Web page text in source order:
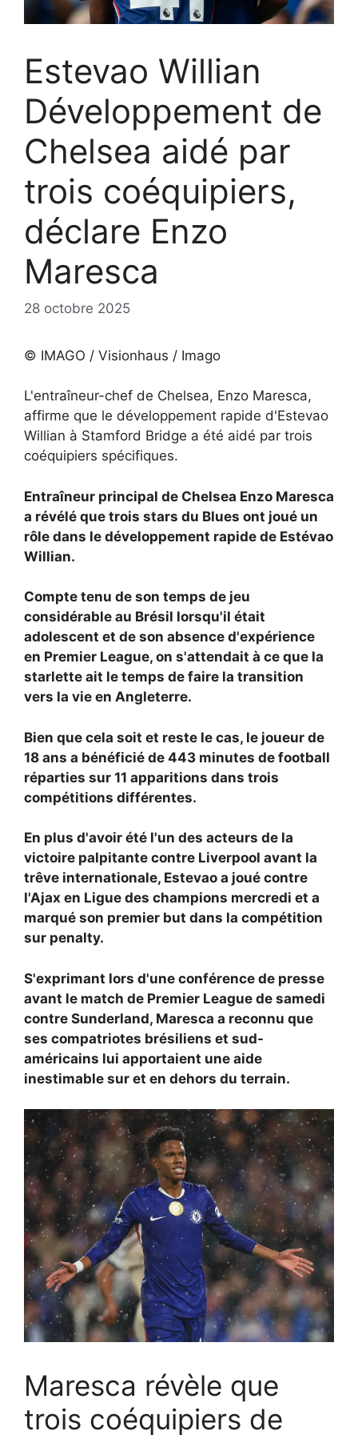
Estevao Willian
Développement de
Chelsea aidé par
trois coéquipiers,
déclare Enzo
Maresca
28 octobre 2025
© IMAGO / Visionhaus / Imago
L'entraîneur-chef de Chelsea, Enzo Maresca,
affirme que le développement rapide d'Estevao
Willian à Stamford Bridge a été aidé par trois
coéquipiers spécifiques.
Entraîneur principal de Chelsea Enzo Maresca
a révélé que trois stars du Blues ont joué un
rôle dans le développement rapide de Estévao
Willian.
Compte tenu de son temps de jeu
considérable au Brésil lorsqu'il était
adolescent et de son absence d'expérience
en Premier League, on s'attendait à ce que la
starlette ait le temps de faire la transition
vers la vie en Angleterre.
Bien que cela soit et reste le cas, le joueur de
18 ans a bénéficié de 443 minutes de football
réparties sur 11 apparitions dans trois
compétitions différentes.
En plus d'avoir été l'un des acteurs de la
victoire palpitante contre Liverpool avant la
trêve internationale, Estevao a joué contre
l'Ajax en Ligue des champions mercredi et a
marqué son premier but dans la compétition
sur penalty.
S'exprimant lors d'une conférence de presse
avant le match de Premier League de samedi
contre Sunderland, Maresca a reconnu que
ses compatriotes brésiliens et sud-
américains lui apportaient une aide
inestimable sur et en dehors du terrain.
Maresca révèle que
trois coéquipiers de